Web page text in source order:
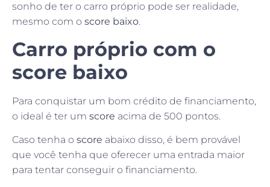
sonho de ter o carro próprio pode ser realidade,
mesmo com o score baixo.
Carro próprio com o
score baixo
Para conquistar um bom crédito de financiamento,
o ideal é ter um score acima de 500 pontos.
Caso tenha o score abaixo disso, é bem provável
que você tenha que oferecer uma entrada maior
para tentar conseguir o financiamento.